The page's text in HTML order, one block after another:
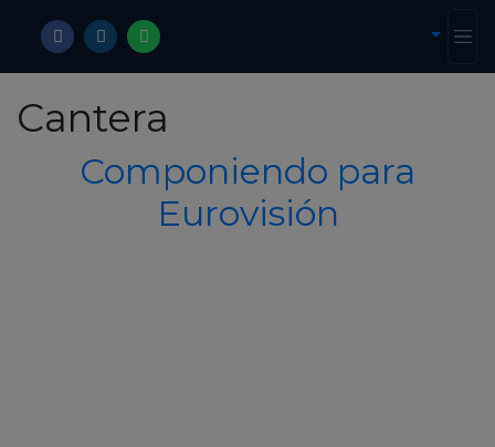
Cantera
Componiendo para
Eurovisión